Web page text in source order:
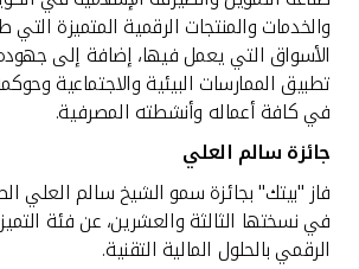
والخدمات والمنتجات الرقمية المتميزة
الأسواق التي يعمل فيها، إضافة إلى
في كافة أعماله وأنشطته المصرفية.
جائزة سالم العلي
فاز "بيتك" بجائزة سمو الشيخ سالم العلي
في نسختها الثالثة والعشرين، عن فئة
الرقمي بالحلول المالية التقنية.